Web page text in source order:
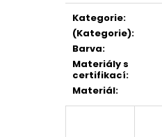
cena:
Kategorie:
(Kategorie):
Barva:
Materiály s
certifikací:
Materiál: